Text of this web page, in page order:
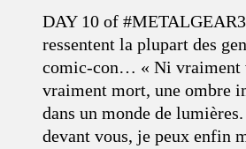
DAY 10 of
ressentent la plupart des
comic-con… « Ni vraiment
vraiment mort, une ombre
dans un monde de
devant vous, je peux enfin